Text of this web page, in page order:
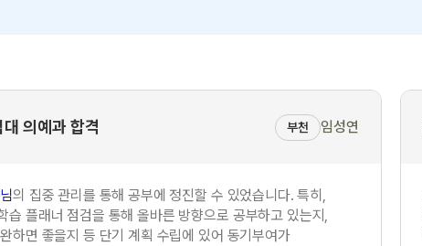
의예과 합격 부천 임성연
의 집중 관리를 통해 공부에 정진할 수 있었습니다. 특히,
습 플래너 점검을 통해 올바른 방향으로 공부하고 있는지,
하면 좋을지 등 단기 계획 수립에 있어 동기부여가